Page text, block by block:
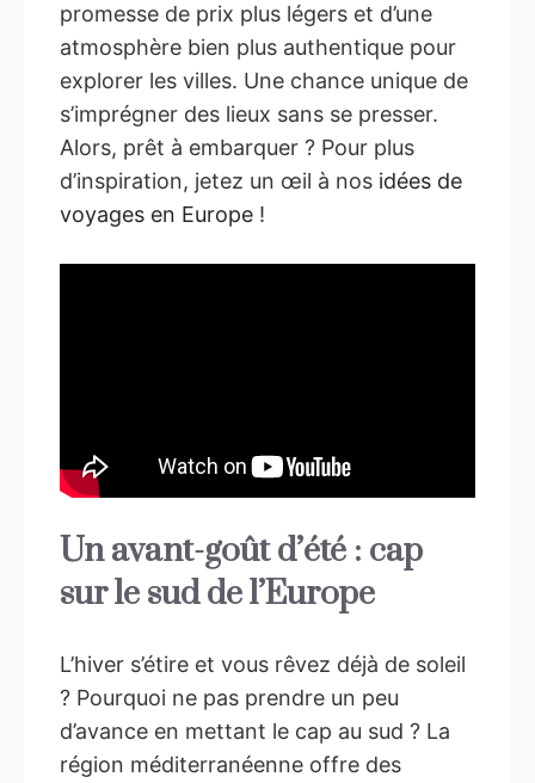
promesse de prix plus légers et d’une
atmosphère bien plus authentique pour
explorer les villes. Une chance unique de
s’imprégner des lieux sans se presser.
Alors, prêt à embarquer ? Pour plus
d’inspiration, jetez un œil à nos idées de
voyages en Europe !
Un avant-goût d’été : cap
sur le sud de l’Europe
L’hiver s’étire et vous rêvez déjà de soleil
? Pourquoi ne pas prendre un peu
d’avance en mettant le cap au sud ? La
région méditerranéenne offre des